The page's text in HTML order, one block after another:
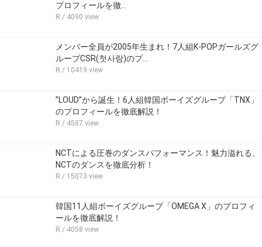
プロフィールを徹…
R / 4090 view
メンバー全員が2005年生まれ！7人組K-POPガールズグ
ループCSR(첫사랑)のプ…
R / 10419 view
”LOUD”から誕生！6人組韓国ボーイズグループ「TNX」
のプロフィールを徹底解説！
R / 4587 view
NCTによる圧巻のダンスパフォーマンス！魅力溢れる、
NCTのダンスを徹底分析！
R / 15073 view
韓国11人組ボーイズグループ「OMEGA X」のプロフィ
ールを徹底解説！
R / 4058 view